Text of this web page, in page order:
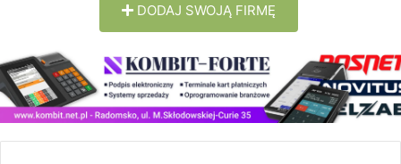
DODAJ SWOJĄ FIRMĘ